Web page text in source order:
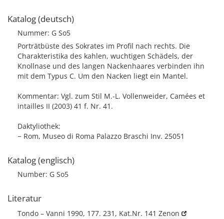
Katalog (deutsch)
Nummer: G So5
Porträtbüste des Sokrates im Profil nach rechts. Die
Charakteristika des kahlen, wuchtigen Schädels, der
Knollnase und des langen Nackenhaares verbinden ihn
mit dem Typus C. Um den Nacken liegt ein Mantel.
Kommentar: Vgl. zum Stil M.-L. Vollenweider, Camées et
intailles II (2003) 41 f. Nr. 41.
Daktyliothek:
− Rom, Museo di Roma Palazzo Braschi Inv. 25051
Katalog (englisch)
Number: G So5
Literatur
Tondo – Vanni 1990, 177. 231, Kat.Nr. 141 Zenon